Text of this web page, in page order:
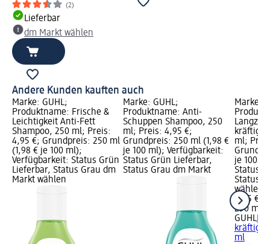
(2)
Lieferbar
dm Markt wählen
Andere Kunden kauften auch
Marke: GUHL;
Produktname: Frische &
Leichtigkeit Anti-Fett
Shampoo, 250 ml; Preis:
4,95 €; Grundpreis: 250 ml
(1,98 € je 100 ml);
Verfügbarkeit: Status Grün
Lieferbar, Status Grau dm
Markt wählen
Marke: GUHL;
Produktname: Anti-
Schuppen Shampoo, 250
ml; Preis: 4,95 €;
Grundpreis: 250 ml (1,98 €
je 100 ml); Verfügbarkeit:
Status Grün Lieferbar,
Status Grau dm Markt
Marke:
ml;
je 100
Status
Status
wählen
4,95 €
250 ml
GUHL
ml